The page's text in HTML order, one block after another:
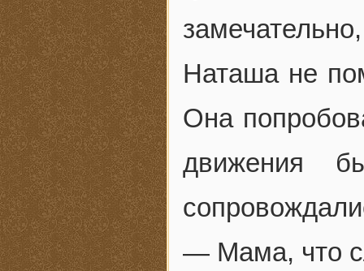
Наташа не
Она
движения
— Мама, что